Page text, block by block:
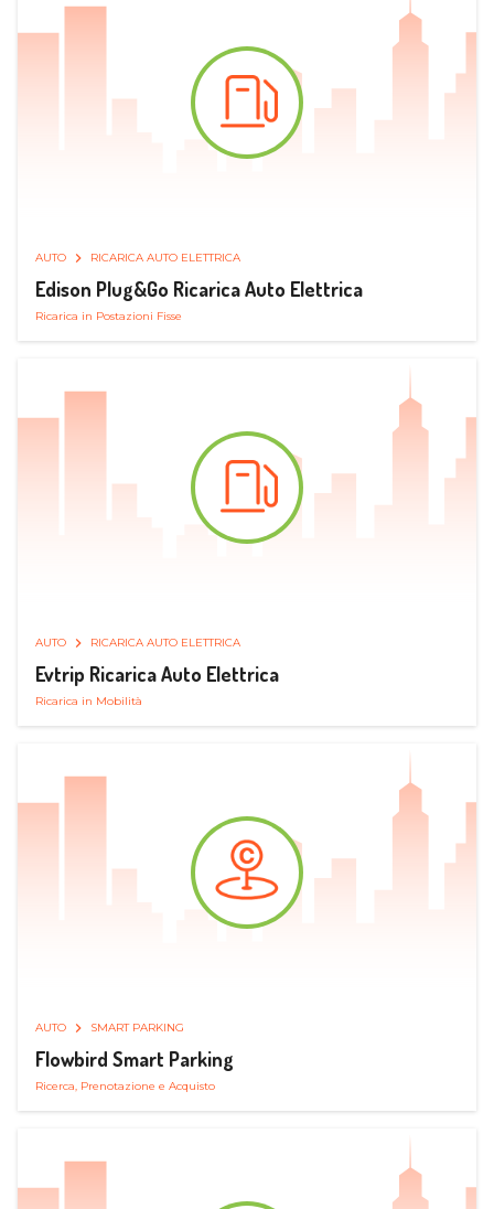
AUTO RICARICA AUTO ELETTRICA
Edison Plug&Go Ricarica Auto Elettrica
Ricarica in Postazioni Fisse
AUTO RICARICA AUTO ELETTRICA
Evtrip Ricarica Auto Elettrica
Ricarica in Mobilità
AUTO SMART PARKING
Flowbird Smart Parking
Ricerca, Prenotazione e Acquisto